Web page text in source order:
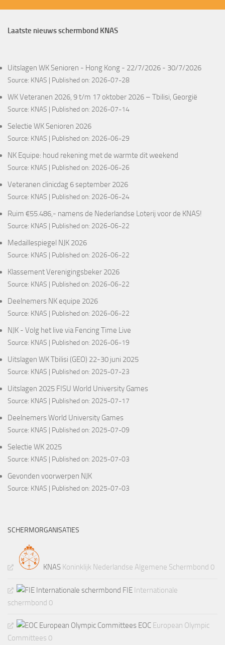
Laatste nieuws schermbond KNAS
Uitslagen WK Senioren - Hong Kong - 22/7/2026 - 30/7/2026
Source: KNAS Published on: 2026-07-28
WK Veteranen 2026, 9 t/m 17 oktober 2026 – Tbilisi, Georgië
Source: KNAS Published on: 2026-07-14
Selectie WK Senioren 2026
Source: KNAS Published on: 2026-06-29
NK Equipe: houd rekening met de warmte dit weekend
Source: KNAS Published on: 2026-06-26
Veteranen clinicdag 6 september 2026
Source: KNAS Published on: 2026-06-24
Ruim €55.486,- namens de Nederlandse Loterij voor de KNAS!
Source: KNAS Published on: 2026-06-22
Medaillespiegel NJK 2026
Source: KNAS Published on: 2026-06-22
Klassement Verenigingsbeker 2026
Source: KNAS Published on: 2026-06-22
Deelnemers NK equipe 2026
Source: KNAS Published on: 2026-06-22
NJK - Volg het live via Fencing Time Live
Source: KNAS Published on: 2026-06-19
Uitslagen WK Tbilisi (GEO) 22-30 juni 2025
Source: KNAS Published on: 2025-07-23
Uitslagen 2025 FISU World University Games
Source: KNAS Published on: 2025-07-17
Deelnemers World University Games
Source: KNAS Published on: 2025-07-09
Selectie WK 2025
Source: KNAS Published on: 2025-07-03
Gevonden voorwerpen NJK
Source: KNAS Published on: 2025-07-03
SCHERMORGANISATIES
KNAS Koninklijk Nederlandse Algemene Schermbond 0
FIE Internationale
schermbond 0
EOC European Olympic
Committees 0